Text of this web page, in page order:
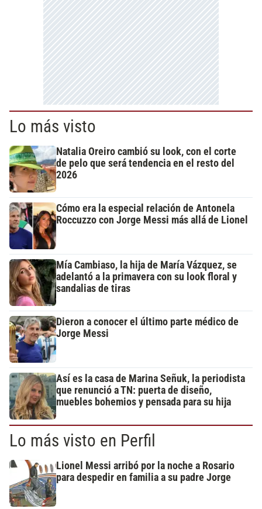
Lo más visto
Natalia Oreiro cambió su look, con el corte
de pelo que será tendencia en el resto del
2026
Cómo era la especial relación de Antonela
Roccuzzo con Jorge Messi más allá de Lionel
Mía Cambiaso, la hija de María Vázquez, se
adelantó a la primavera con su look floral y
sandalias de tiras
Dieron a conocer el último parte médico de
Jorge Messi
Así es la casa de Marina Señuk, la periodista
que renunció a TN: puerta de diseño,
muebles bohemios y pensada para su hija
Lo más visto en Perfil
Lionel Messi arribó por la noche a Rosario
para despedir en familia a su padre Jorge